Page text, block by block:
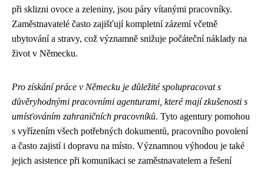
při sklizni ovoce a zeleniny, jsou páry vítanými pracovníky.
Zaměstnavatelé často zajišťují kompletní zázemí včetně
ubytování a stravy, což významně snižuje počáteční náklady na
život v Německu.
Pro získání práce v Německu je důležité spolupracovat s
důvěryhodnými pracovními agenturami, které mají zkušenosti s
umísťováním zahraničních pracovníků. Tyto agentury pomohou
s vyřízením všech potřebných dokumentů, pracovního povolení
a často zajistí i dopravu na místo. Významnou výhodou je také
jejich asistence při komunikaci se zaměstnavatelem a řešení